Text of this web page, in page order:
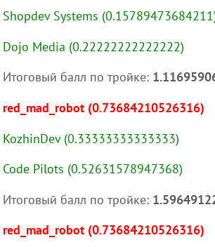
Shopdev Systems
Dojo Media (0.22222222222222)
Итоговый балл по тройке:
red_mad_robot (0.73684210526316)
KozhinDev (0.33333333333333)
Code Pilots (0.52631578947368)
Итоговый балл по тройке:
red_mad_robot (0.73684210526316)